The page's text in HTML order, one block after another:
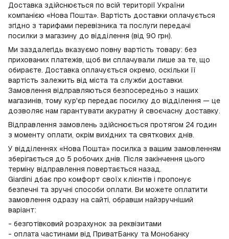
Доставка здійснюється по всій території України
компанією «Нова Пошта». Вартість доставки оплачується
згідно з тарифами перевізника та послуги передачі
посилки з магазину до відділення (від 90 грн).
Ми заздалегідь вказуємо повну вартість товару: без
прихованих платежів, щоб ви сплачували лише за те, що
обираєте. Доставка оплачується окремо, оскільки її
вартість залежить від міста та служби доставки.
Замовлення відправляються безпосередньо з наших
магазинів, тому кур'єр передає посилку до відділення — це
дозволяє нам гарантувати акуратну й своєчасну доставку.
Відправлення замовлень здійснюється протягом 24 годин
з моменту оплати, окрім вихідних та святкових днів.
У відділеннях «Нова Пошта» посилка з вашим замовленням
зберігається до 5 робочих днів. Після закінчення цього
терміну відправлення повертається назад.
Giardini дбає про комфорт своїх клієнтів і пропонує
безпечні та зручні способи оплати. Ви можете оплатити
замовлення одразу на сайті, обравши найзручніший
варіант:
- безготівковий розрахунок за реквізитами
- оплата частинами від ПриватБанку та Монобанку